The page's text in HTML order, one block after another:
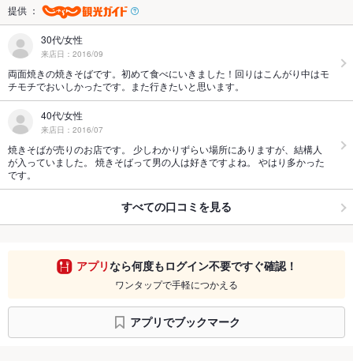
提供 ：
30代/女性
来店日：2016/09
両面焼きの焼きそばです。初めて食べにいきました！回りはこんがり中はモ
チモチでおいしかったです。また行きたいと思います。
40代/女性
来店日：2016/07
焼きそばが売りのお店です。 少しわかりずらい場所にありますが、結構人
が入っていました。 焼きそばって男の人は好きですよね。 やはり多かった
です。
すべての口コミを見る
アプリなら何度もログイン不要ですぐ確認！
ワンタップで手軽につかえる
アプリでブックマーク